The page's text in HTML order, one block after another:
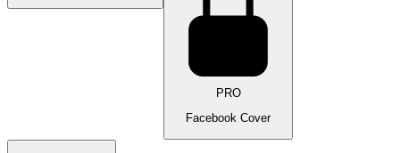
PRO
Facebook Cover